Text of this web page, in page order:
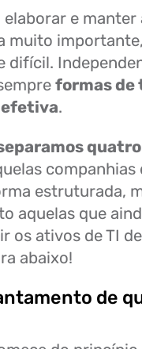
elaborar e
muito
difícil.
formas de
.
companhias
estruturada,
aquelas que
os ativos de TI
abaixo!
de